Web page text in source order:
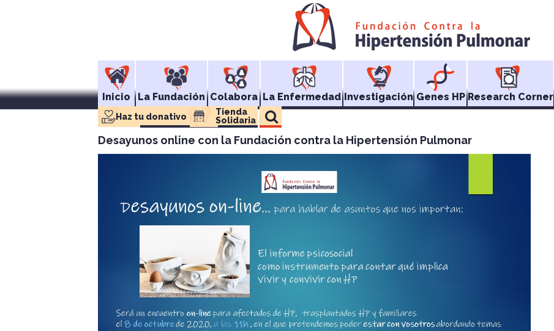
Inicio La Fundación Colabora La Enfermedad Investigación Genes HP Research Corner
Haz tu donativo
Tienda
Solidaria
Desayunos online con la Fundación contra la Hipertensión Pulmonar